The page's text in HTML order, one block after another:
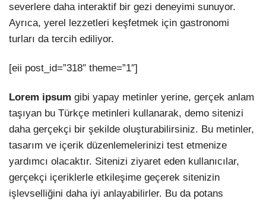
severlere daha interaktif bir gezi deneyimi sunuyor.
Ayrıca, yerel lezzetleri keşfetmek için gastronomi
turları da tercih ediliyor.
[eii post_id=”318″ theme=”1″]
Lorem ipsum gibi yapay metinler yerine, gerçek anlam
taşıyan bu Türkçe metinleri kullanarak, demo sitenizi
daha gerçekçi bir şekilde oluşturabilirsiniz. Bu metinler,
tasarım ve içerik düzenlemelerinizi test etmenize
yardımcı olacaktır. Sitenizi ziyaret eden kullanıcılar,
gerçekçi içeriklerle etkileşime geçerek sitenizin
işlevselliğini daha iyi anlayabilirler. Bu da potans